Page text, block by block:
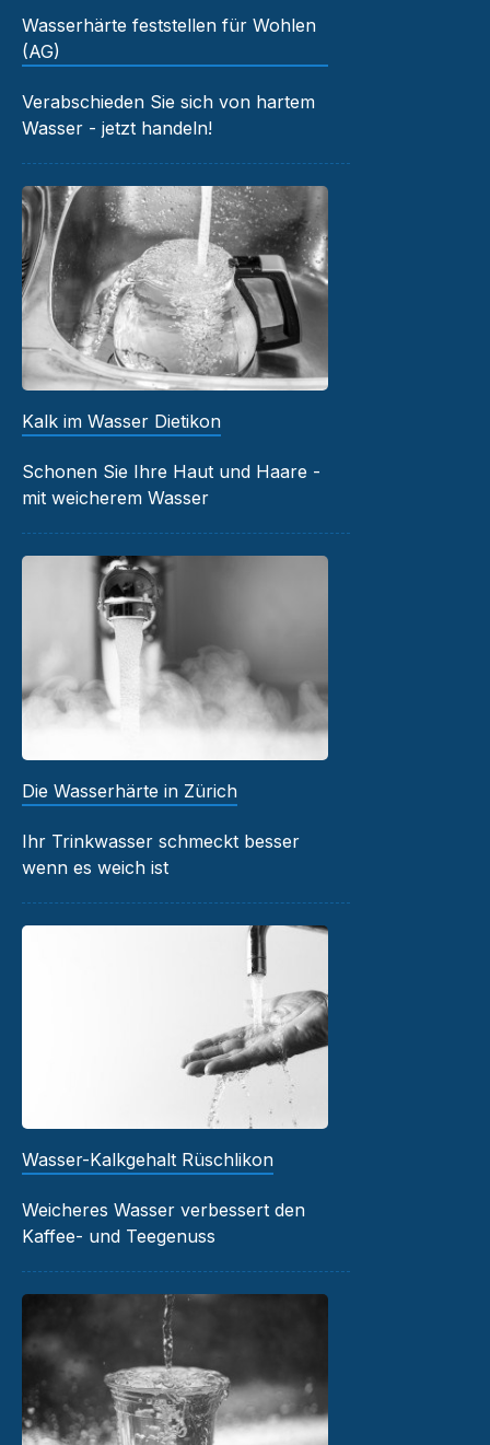
Wasserhärte feststellen für Wohlen
(AG)
Verabschieden Sie sich von hartem
Wasser - jetzt handeln!
Kalk im Wasser Dietikon
Schonen Sie Ihre Haut und Haare -
mit weicherem Wasser
Die Wasserhärte in Zürich
Ihr Trinkwasser schmeckt besser
wenn es weich ist
Wasser-Kalkgehalt Rüschlikon
Weicheres Wasser verbessert den
Kaffee- und Teegenuss